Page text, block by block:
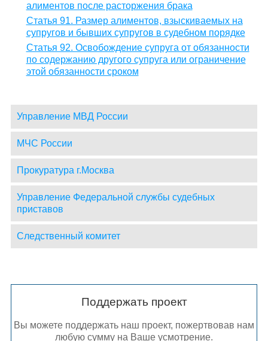
алиментов после расторжения брака
Статья 91. Размер алиментов, взыскиваемых на
супругов и бывших супругов в судебном порядке
Статья 92. Освобождение супруга от обязанности
по содержанию другого супруга или ограничение
этой обязанности сроком
Управление МВД России
МЧС России
Прокуратура г.Москва
Управление Федеральной службы судебных
приставов
Следственный комитет
Поддержать проект
Вы можете поддержать наш проект, пожертвовав нам
любую сумму на Ваше усмотрение.